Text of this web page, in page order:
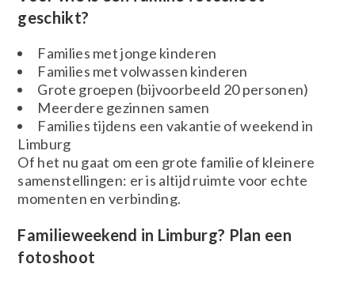
geschikt?
Families met jonge kinderen
Families met volwassen kinderen
Grote groepen (bijvoorbeeld 20 personen)
Meerdere gezinnen samen
Families tijdens een vakantie of weekend in
Limburg
Of het nu gaat om een grote familie of kleinere
samenstellingen: er is altijd ruimte voor echte
momenten en verbinding.
Familieweekend in Limburg? Plan een
fotoshoot